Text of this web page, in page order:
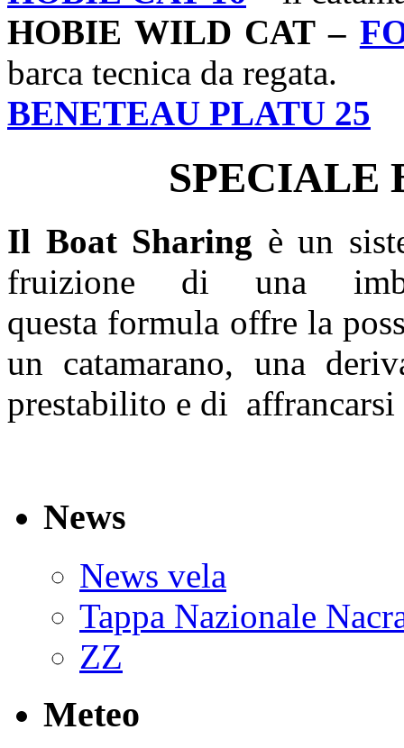
HOBIE WILD CAT –
barca tecnica da regata.
BENETEAU PLATU 25
SPECIALE
Il Boat Sharing è un
fruizione di una
questa formula offre la
un catamarano, una
prestabilito e di
News
News vela
Tappa Nazionale
ZZ
Meteo